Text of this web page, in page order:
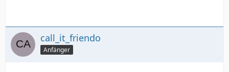
call_it_friendo
Anfänger